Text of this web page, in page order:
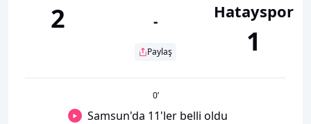
2 -
Paylaş
Hatayspor
1
0’
Samsun'da 11'ler belli oldu